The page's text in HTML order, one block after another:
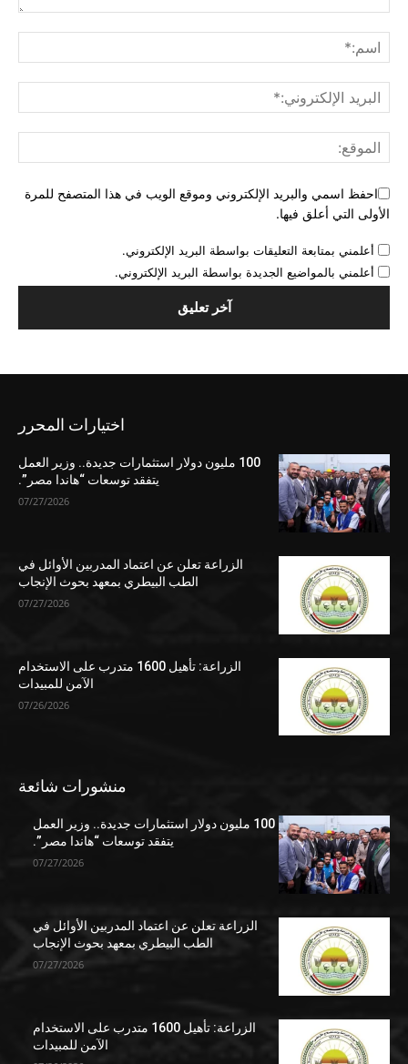
احفظ اسمي والبريد الإلكتروني وموقع الويب في هذا المتصفح للمرة
الأولى التي أعلق فيها.
أعلمني بمتابعة التعليقات بواسطة البريد الإلكتروني.
أعلمني بالمواضيع الجديدة بواسطة البريد الإلكتروني.
اختيارات المحرر
100 مليون دولار استثمارات جديدة.. وزير العمل
يتفقد توسعات “هاندا مصر”.
07/27/2026
الزراعة تعلن عن اعتماد المدربين الأوائل في
الطب البيطري بمعهد بحوث الإنجاب
07/27/2026
الزراعة: تأهيل 1600 متدرب على الاستخدام
الآمن للمبيدات
07/26/2026
منشورات شائعة
100 مليون دولار استثمارات جديدة.. وزير العمل
يتفقد توسعات “هاندا مصر”.
07/27/2026
الزراعة تعلن عن اعتماد المدربين الأوائل في
الطب البيطري بمعهد بحوث الإنجاب
07/27/2026
الزراعة: تأهيل 1600 متدرب على الاستخدام
الآمن للمبيدات